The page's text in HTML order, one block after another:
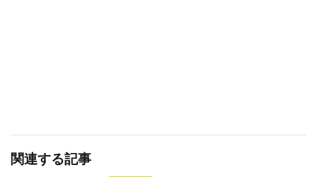
関連する記事